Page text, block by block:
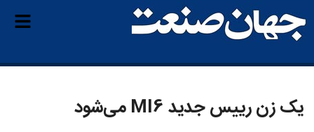
یک زن رییس جدید MI6 می‌شود